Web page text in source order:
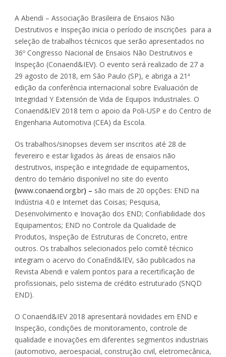
A Abendi – Associação Brasileira de Ensaios Não
Destrutivos e Inspeção inicia o período de inscrições para a
seleção de trabalhos técnicos que serão apresentados no
36º Congresso Nacional de Ensaios Não Destrutivos e
Inspeção (Conaend&IEV). O evento será realizado de 27 a
29 agosto de 2018, em São Paulo (SP), e abriga a 21ª
edição da conferência internacional sobre Evaluación de
Integridad Y Extensión de Vida de Equipos Industriales. O
Conaend&IEV 2018 tem o apoio da Poli-USP e do Centro de
Engenharia Automotiva (CEA) da Escola.
Os trabalhos/sinopses devem ser inscritos até 28 de
fevereiro e estar ligados às áreas de ensaios não
destrutivos, inspeção e integridade de equipamentos,
dentro do temário disponível no site do evento
(www.conaend.org.br) – são mais de 20 opções: END na
Indústria 4.0 e Internet das Coisas; Pesquisa,
Desenvolvimento e Inovação dos END; Confiabilidade dos
Equipamentos; END no Controle da Qualidade de
Produtos, Inspeção de Estruturas de Concreto, entre
outros. Os trabalhos selecionados pelo comitê técnico
integram o acervo do ConaEnd&IEV, são publicados na
Revista Abendi e valem pontos para a recertificação de
profissionais, pelo sistema de crédito estruturado (SNQD
END).
O Conaend&IEV 2018 apresentará novidades em END e
Inspeção, condições de monitoramento, controle de
qualidade e inovações em diferentes segmentos industriais
(automotivo, aeroespacial, construção civil, eletromecânica,